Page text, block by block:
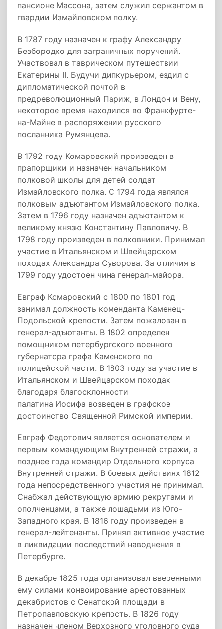
пансионе Массона, затем служил сержантом в
гвардии Измайловском полку.
В 1787 году назначен к графу Александру
Безбородко для заграничных поручений.
Участвовал в таврическом путешествии
Екатерины II. Будучи дипкурьером, ездил с
дипломатической почтой в
предреволюционный Париж, в Лондон и Вену,
некоторое время находился во Франкфурте-
на-Майне в распоряжении русского
посланника Румянцева.
В 1792 году Комаровский произведен в
прапорщики и назначен начальником
полковой школы для детей солдат
Измайловского полка. С 1794 года являлся
полковым адъютантом Измайловского полка.
Затем в 1796 году назначен адъютантом к
великому князю Константину Павловичу. В
1798 году произведен в полковники. Принимал
участие в Итальянском и Швейцарском
походах Александра Суворова. За отличия в
1799 году удостоен чина генерал-майора.
Евграф Комаровский с 1800 по 1801 год
занимал должность коменданта Каменец-
Подольской крепости. Затем пожалован в
генерал-адъютанты. В 1802 определен
помощником петербургского военного
губернатора графа Каменского по
полицейской части. В 1803 году за участие в
Итальянском и Швейцарском походах
благодаря благосклонности
палатина Иосифа возведен в графское
достоинство Священной Римской империи.
Евграф Федотович является основателем и
первым командующим Внутренней стражи, а
позднее года командир Отдельного корпуса
Внутренней стражи. В боевых действиях 1812
года непосредственного участия не принимал.
Снабжал действующую армию рекрутами и
ополченцами, а также лошадьми из Юго-
Западного края. В 1816 году произведен в
генерал-лейтенанты. Принял активное участие
в ликвидации последствий наводнения в
Петербурге.
В декабре 1825 года организовал вверенными
ему силами конвоирование арестованных
декабристов с Сенатской площади в
Петропавловскую крепость. В 1826 году
назначен членом Верховного уголовного суда